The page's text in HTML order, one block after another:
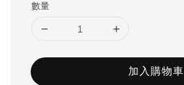
數量
加入購物車